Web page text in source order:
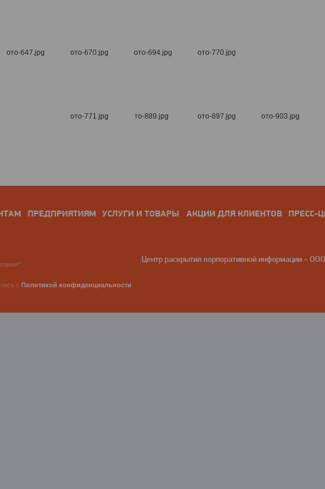
ПРЕДПРИЯТИЯМ УСЛУГИ И ТОВАРЫ АКЦИИ ДЛЯ КЛИЕНТОВ ПРЕСС-
Центр раскрытия корпоративной информации –
с Политикой конфиденциальности